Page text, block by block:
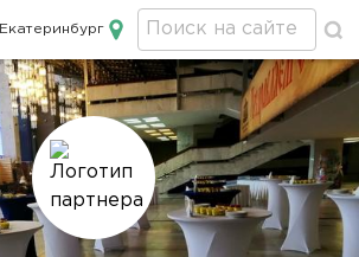
Кейтеринг в Екатеринбурге
Екатеринбург